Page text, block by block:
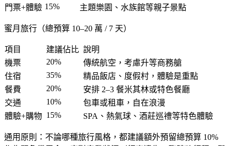
門票+體驗 15% 主題樂園、水族館等親子景點
蜜月旅行（總預算 10–20 萬 / 7 天）
項目 建議佔比 說明
機票
20%
傳統航空，考慮升等商務艙
住宿
35%
精品飯店、度假村，體驗是重點
餐費
20%
安排 2–3 餐米其林或特色餐廳
交通
10%
包車或租車，自在浪漫
體驗+購物 15% SPA、熱氣球、酒莊巡禮等特色體驗
通用原則
：不論哪種旅行風格，都建議額外預留總預算 10%